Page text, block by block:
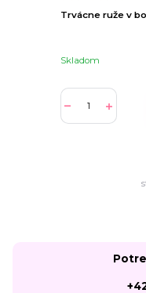
Trvácne ruže v
Skladom